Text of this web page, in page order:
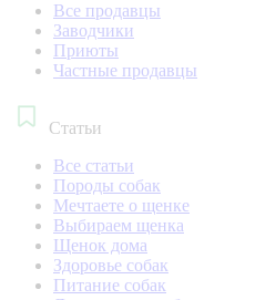
Все продавцы
Заводчики
Приюты
Частные продавцы
Статьи
Все статьи
Породы собак
Мечтаете о щенке
Выбираем щенка
Щенок дома
Здоровье собак
Питание собак